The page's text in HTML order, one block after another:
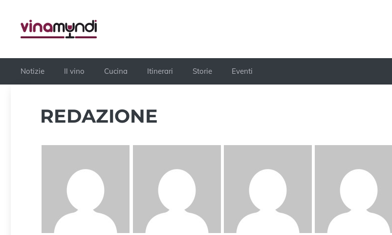
contenuto
Notizie Il vino Cucina Itinerari Storie Eventi
REDAZIONE